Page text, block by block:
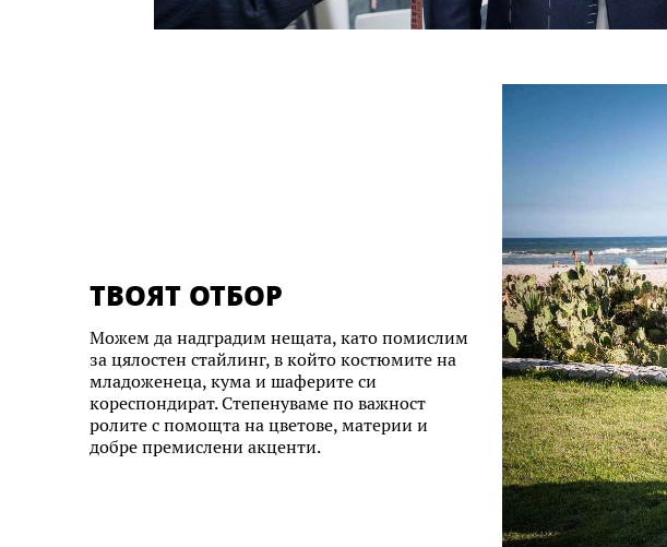
ТВОЯТ ОТБОР
Можем да надградим нещата, като помислим
за цялостен стайлинг, в който костюмите на
младоженеца, кума и шаферите си
кореспондират. Степенуваме по важност
ролите с помощта на цветове, материи и
добре премислени акценти.